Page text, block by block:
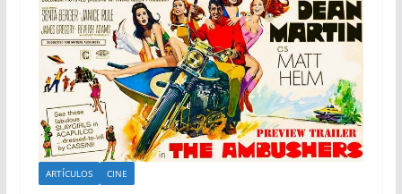
ARTÍCULOS CINE